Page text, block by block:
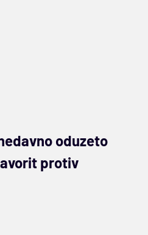
oduzeto
protiv